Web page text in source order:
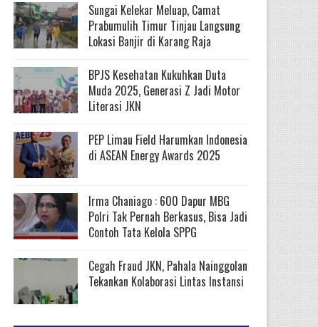
Sungai Kelekar Meluap, Camat
Prabumulih Timur Tinjau Langsung
Lokasi Banjir di Karang Raja
BPJS Kesehatan Kukuhkan Duta
Muda 2025, Generasi Z Jadi Motor
Literasi JKN
PEP Limau Field Harumkan Indonesia
di ASEAN Energy Awards 2025
Irma Chaniago : 600 Dapur MBG
Polri Tak Pernah Berkasus, Bisa Jadi
Contoh Tata Kelola SPPG
Cegah Fraud JKN, Pahala Nainggolan
Tekankan Kolaborasi Lintas Instansi